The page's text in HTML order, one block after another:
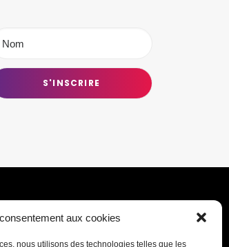
aux cookies
nous utilisons des technologies telles que les